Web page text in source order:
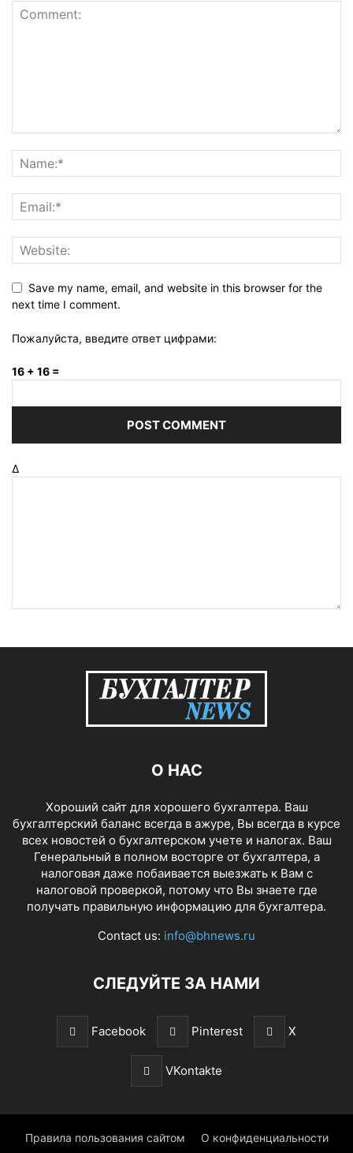
Save my name, email, and website in this browser for the
next time I comment.
Пожалуйста, введите ответ цифрами:
16 + 16 =
Δ
О НАС
Хороший сайт для хорошего бухгалтера. Ваш
бухгалтерский баланс всегда в ажуре, Вы всегда в курсе
всех новостей о бухгалтерском учете и налогах. Ваш
Генеральный в полном восторге от бухгалтера, а
налоговая даже побаивается выезжать к Вам с
налоговой проверкой, потому что Вы знаете где
получать правильную информацию для бухгалтера.
Contact us: info@bhnews.ru
СЛЕДУЙТЕ ЗА НАМИ
Facebook Pinterest X
VKontakte
Правила пользования сайтом О конфиденциальности